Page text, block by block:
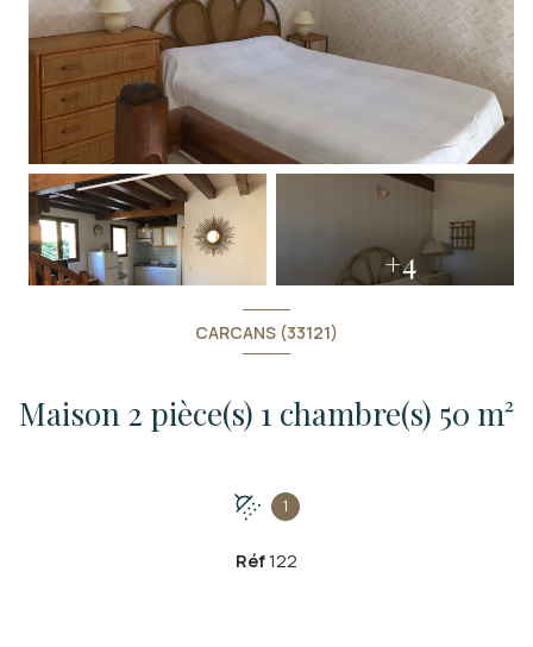
+4
CARCANS (33121)
Maison 2 pièce(s) 1 chambre(s) 50 m²
1
Réf122